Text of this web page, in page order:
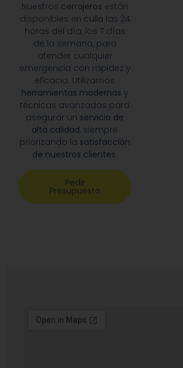
Nuestros cerrajeros están
disponibles en culla las 24
horas del día, los 7 días
de la semana, para
atender cualquier
emergencia con rapidez y
eficacia. Utilizamos
herramientas modernas y
técnicas avanzadas para
asegurar un servicio de
alta calidad, siempre
priorizando la satisfacción
de nuestros clientes.
Pedir
Presupuesto